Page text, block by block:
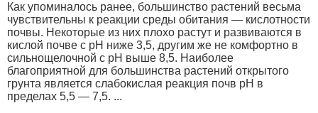
Как упоминалось ранее, большинство растений весьма
чувствительны к реакции среды обитания — кислотности
почвы. Некоторые из них плохо растут и развиваются в
кислой почве с рН ниже 3,5, другим же не комфортно в
сильнощелочной с рН выше 8,5. Наиболее
благоприятной для большинства растений открытого
грунта является слабокислая реакция почв рН в
пределах 5,5 — 7,5. ...